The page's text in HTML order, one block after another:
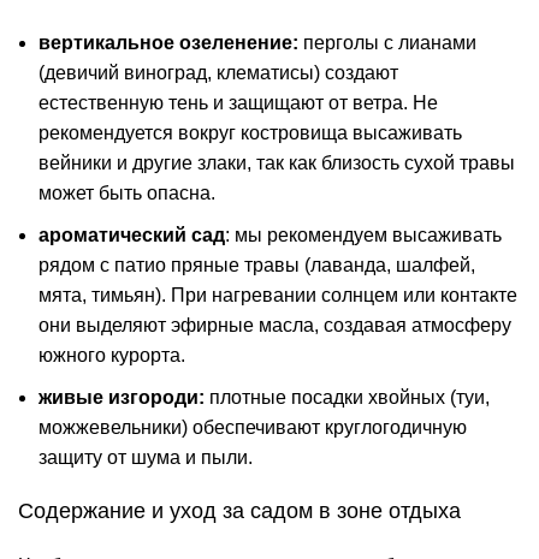
вертикальное озеленение: перголы с лианами
(девичий виноград, клематисы) создают
естественную тень и защищают от ветра. Не
рекомендуется вокруг костровища высаживать
вейники и другие злаки, так как близость сухой травы
может быть опасна.
ароматический сад: мы рекомендуем высаживать
рядом с патио пряные травы (лаванда, шалфей,
мята, тимьян). При нагревании солнцем или контакте
они выделяют эфирные масла, создавая атмосферу
южного курорта.
живые изгороди: плотные посадки хвойных (туи,
можжевельники) обеспечивают круглогодичную
защиту от шума и пыли.
Содержание и уход за садом в зоне отдыха